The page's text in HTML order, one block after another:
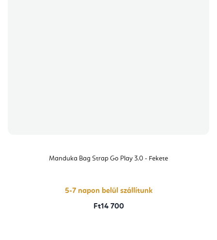
Manduka Bag Strap Go Play 3.0 - Fekete
5-7 napon belül szállítunk
Ft14 700